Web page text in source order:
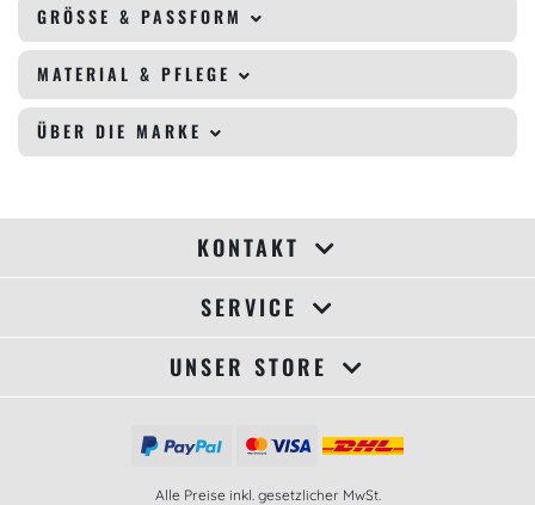
GRÖSSE & PASSFORM
MATERIAL & PFLEGE
ÜBER DIE MARKE
KONTAKT
SERVICE
UNSER STORE
Alle Preise inkl. gesetzlicher MwSt.